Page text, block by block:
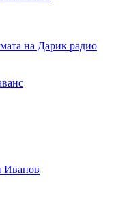
на Дарик радио
Иванов